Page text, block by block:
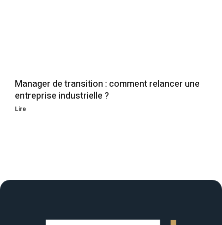
Manager de transition : comment relancer une
entreprise industrielle ?
Lire